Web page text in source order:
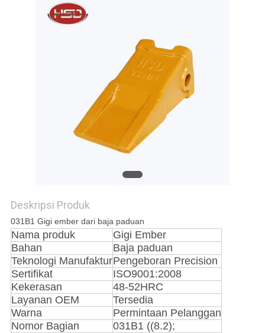
PENAWARAN
Deskripsi Produk
031B1 Gigi ember dari baja paduan
Nama produk
Gigi Ember
Bahan
Baja paduan
Teknologi ManufakturPengeboran Precision
Sertifikat
ISO9001:2008
Kekerasan
48-52HRC
Layanan OEM
Tersedia
Warna
Permintaan Pelanggan
Nomor Bagian
031B1 ((8.2);